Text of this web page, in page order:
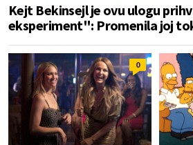
Kejt Bekinsejl je ovu ulogu
eksperiment": Promenila joj
0